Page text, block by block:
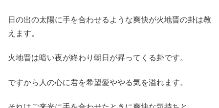
日の出の太陽に手を合わせるような爽快が火地晋の卦は教
えます。
火地晋は暗い夜が終わり朝日が昇ってくる卦です。
ですから人の心に君を希望愛ややる気を溢れます。